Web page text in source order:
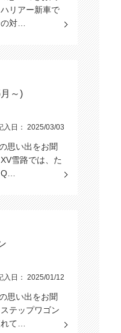
リアー新車で
対…
～)
入日： 2025/03/03
思い出をお聞
雪路では、た
入日： 2025/01/12
思い出をお聞
テップワゴン
て…